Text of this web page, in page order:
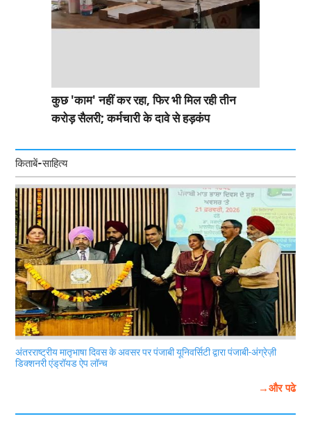
कुछ 'काम' नहीं कर रहा, फिर भी मिल रही तीन
करोड़ सैलरी; कर्मचारी के दावे से हड़कंप
किताबें-साहित्य
अंतरराष्ट्रीय मातृभाषा दिवस के अवसर पर पंजाबी यूनिवर्सिटी द्वारा पंजाबी-अंग्रेज़ी
डिक्शनरी एंड्रॉयड ऐप लॉन्च
→और पढे